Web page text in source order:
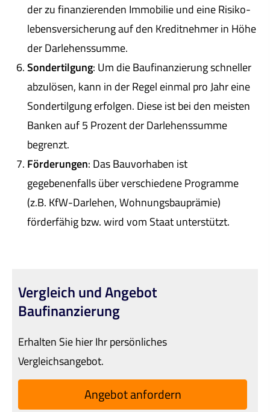
der zu finanzierenden Immobilie und eine Risiko­
lebens­ver­si­che­rung auf den Kreditnehmer in Höhe
der Darlehenssumme.
Sondertilgung: Um die Baufinanzierung schneller
abzulösen, kann in der Regel einmal pro Jahr eine
Sondertilgung erfolgen. Diese ist bei den meisten
Banken auf 5 Prozent der Darlehenssumme
begrenzt.
Förderungen: Das Bauvorhaben ist
gegebenenfalls über verschiedene Programme
(z.B. KfW-Darlehen, Wohnungsbauprämie)
förderfähig bzw. wird vom Staat unterstützt.
Vergleich und Angebot
Baufinanzierung
Erhalten Sie hier Ihr persönliches
Vergleichsangebot.
An­ge­bot an­for­dern